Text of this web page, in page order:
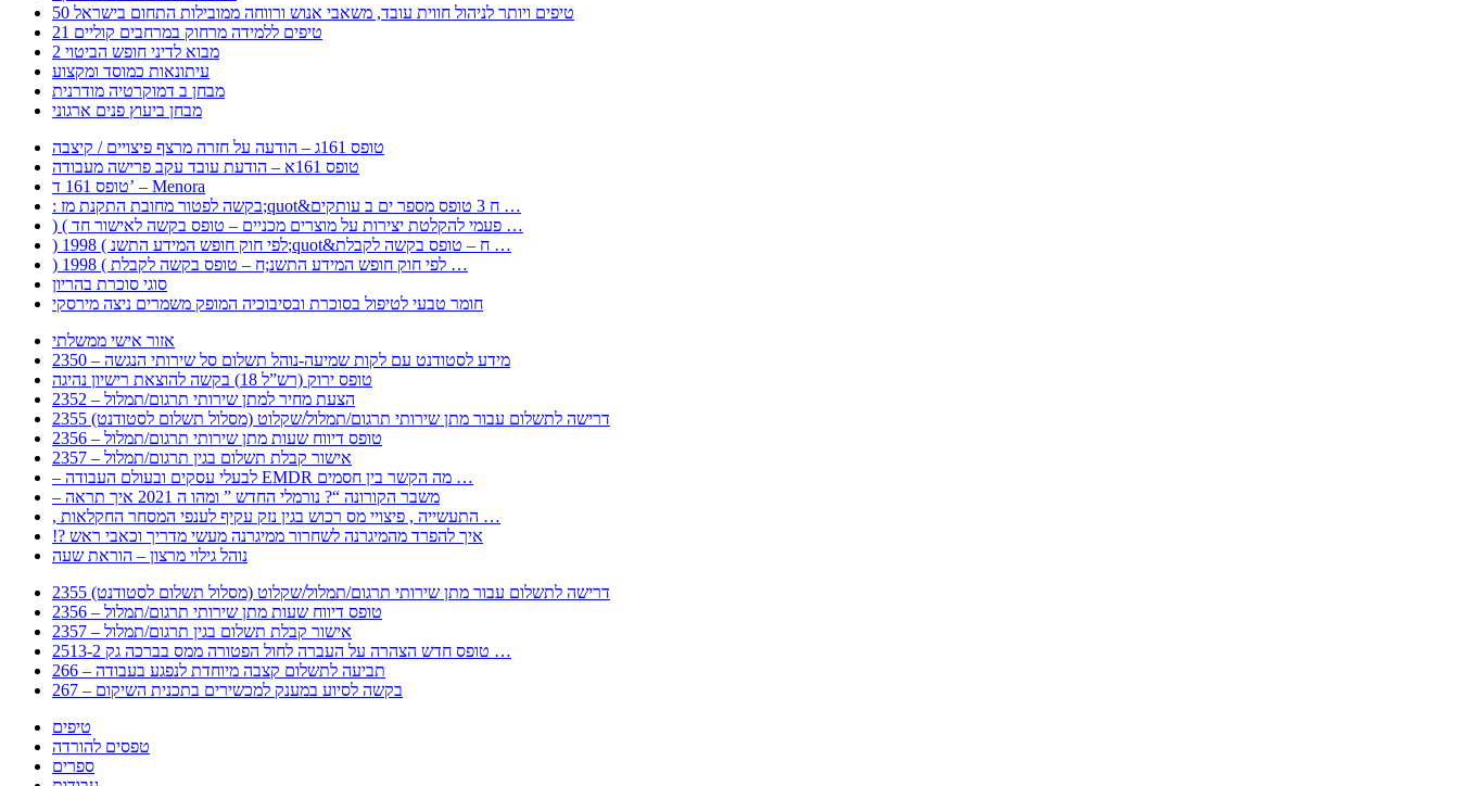
50 טיפים ויותר לניהול חווית עובד, משאבי אנוש ורווחה ממובילות התחום בישראל
21 טיפים ללמידה מרחוק במרחבים קוליים
מבוא לדיני חופש הביטוי 2
עיתונאות כמוסד ומקצוע
מבחן ב דמוקרטיה מודרנית
מבחן ביעוץ פנים ארגוני
טופס 161ג – הודעה על חזרה מרצף פיצויים / קיצבה
טופס 161א – הודעת עובד עקב פרישה מעבודה
טופס 161 ד’ – Menora
: בקשה לפטור מחובת התקנת מז;quot&ח 3 טופס מספר ים ב עותקים …
) ( פעמי להקלטת יצירות על מוצרים מכניים – טופס בקשה לאישור חד …
) 1998 ( לפי חוק חופש המידע התשנ;quot&ח – טופס בקשה לקבלת …
) 1998 ( לפי חוק חופש המידע התשנ;ח – טופס בקשה לקבלת …
סוגי סוכרת בהריון
חומר טבעי לטיפול בסוכרת ובסיבוכיה המופק משמרים ניצה מירסקי
אזור אישי ממשלתי
2350 – מידע לסטודנט עם לקות שמיעה-נוהל תשלום סל שירותי הנגשה
טופס ירוק (רש”ל 18) בקשה להוצאת רישיון נהיגה
2352 – הצעת מחיר למתן שירותי תרגום/תמלול
2355 דרישה לתשלום עבור מתן שירותי תרגום/תמלול/שקלוט (מסלול תשלום לסטודנט)
2356 – טופס דיווח שעות מתן שירותי תרגום/תמלול
2357 – אישור קבלת תשלום בגין תרגום/תמלול
– לבעלי עסקים ובעולם העבודה EMDR מה הקשר בין חסמים …
– משבר הקורונה “? נורמלי החדש ” ומהו ה 2021 איך תראה
, התעשייה , פיצויי מס רכוש בגין נזק עקיף לענפי המסחר החקלאות …
!? איך להפרד מהמיגרנה לשחרור ממיגרנה מעשי מדריך וכאבי ראש
נוהל גילוי מרצון – הוראת שעה
2355 דרישה לתשלום עבור מתן שירותי תרגום/תמלול/שקלוט (מסלול תשלום לסטודנט)
2356 – טופס דיווח שעות מתן שירותי תרגום/תמלול
2357 – אישור קבלת תשלום בגין תרגום/תמלול
2513-2 טופס חדש הצהרה על העברה לחול הפטורה ממס בברכה גק …
266 – תביעה לתשלום קצבה מיוחדת לנפגע בעבודה
267 – בקשה לסיוע במענק למכשירים בתכנית השיקום
טיפים
טפסים להורדה
ספרים